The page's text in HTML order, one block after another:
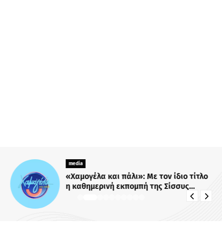
media
«Χαμογέλα και πάλι»: Με τον ίδιο τίτλο
η καθημερινή εκπομπή της Σίσσυς